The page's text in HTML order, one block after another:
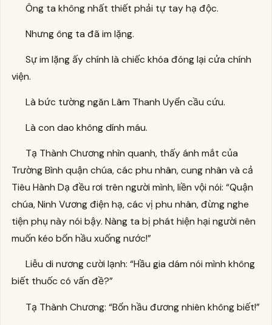
Ông ta không nhất thiết phải tự tay hạ độc.
Nhưng ông ta đã im lặng.
Sự im lặng ấy chính là chiếc khóa đóng lại cửa chính
viện.
Là bức tường ngăn Lâm Thanh Uyển cầu cứu.
Là con dao không dính máu.
Tạ Thành Chương nhìn quanh, thấy ánh mắt của
Trường Bình quận chúa, các phu nhân, cung nhân và cả
Tiêu Hành Dạ đều rơi trên người mình, liền vội nói: “Quận
chúa, Ninh Vương điện hạ, các vị phu nhân, đừng nghe
tiện phụ này nói bậy. Nàng ta bị phát hiện hại người nên
muốn kéo bổn hầu xuống nước!”
Liễu di nương cười lạnh: “Hầu gia dám nói mình không
biết thuốc có vấn đề?”
Tạ Thành Chương: “Bổn hầu đương nhiên không biết!”